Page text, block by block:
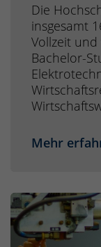
Die
insgesamt
Vollzeit
Bachelor-
Mehr